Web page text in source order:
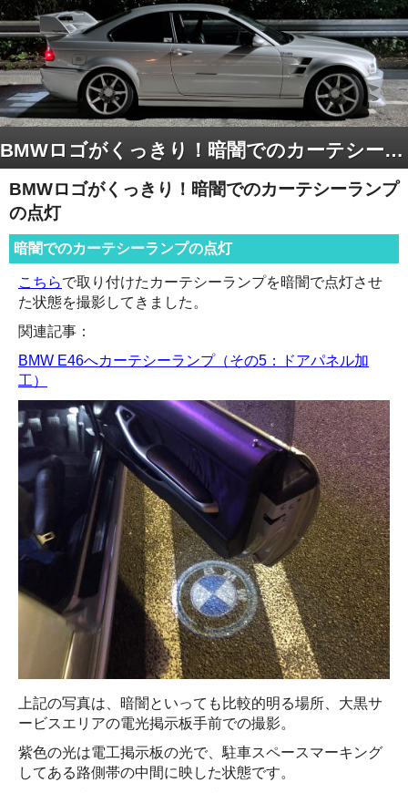
BMWロゴがくっきり！暗闇でのカーテシーランプの点灯
BMWロゴがくっきり！暗闇でのカーテシーランプ
の点灯
暗闇でのカーテシーランプの点灯
こちらで取り付けたカーテシーランプを暗闇で点灯させ
た状態を撮影してきました。
関連記事：
BMW E46へカーテシーランプ（その5：ドアパネル加
工）
上記の写真は、暗闇といっても比較的明る場所、大黒サ
ービスエリアの電光掲示板手前での撮影。
紫色の光は電工掲示板の光で、駐車スペースマーキング
してある路側帯の中間に映した状態です。